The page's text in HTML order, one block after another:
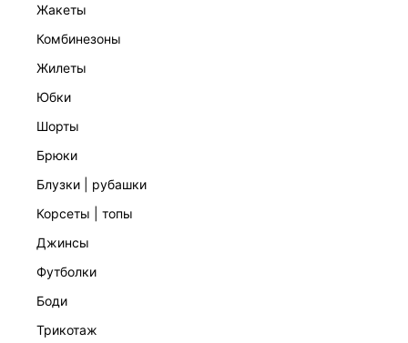
жакеты
комбинезоны
жилеты
юбки
шорты
брюки
блузки | рубашки
корсеты | топы
джинсы
футболки
боди
трикотаж
16 999 ₽
КОЛЛЕКЦИЯ СТУДИО